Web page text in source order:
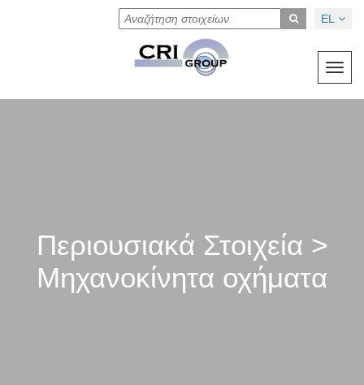
EL
Περιουσιακά Στοιχεία >
Μηχανοκίνητα οχήματα